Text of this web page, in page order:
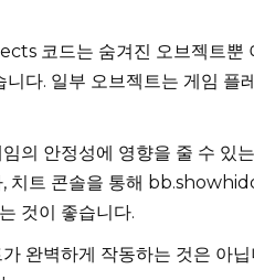
코드는 숨겨진 오브젝트뿐
니다. 일부 오브젝트는 게임 플
의 안정성에 영향을 줄 수 있
, 치트 콘솔을 통해
것이 좋습니다.
완벽하게 작동하는 것은 아